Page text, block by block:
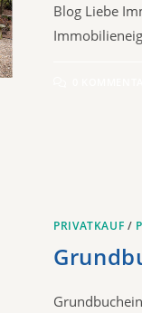
Blog​ Liebe
PRIVATKAUF /